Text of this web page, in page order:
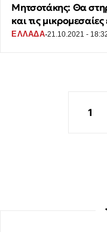
Μητσοτάκης: Θα
και τις μικρομεσαίες
ΕΛΛΑΔΑ·21.10.2021 -
1